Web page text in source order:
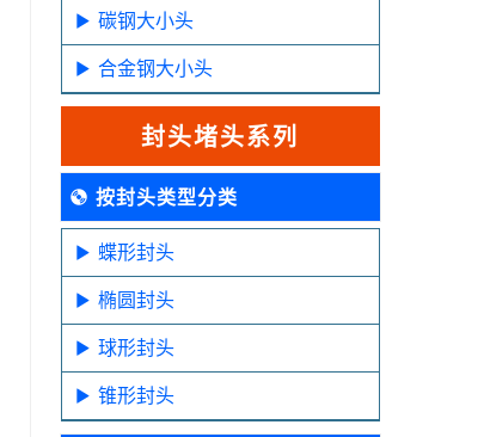
碳钢大小头
合金钢大小头
封头堵头系列
按封头类型分类
蝶形封头
椭圆封头
球形封头
锥形封头